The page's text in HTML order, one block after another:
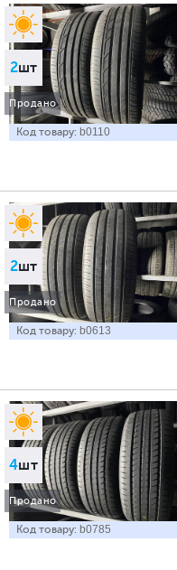
2шт
Продано
Код товару: b0110
2шт
Продано
Код товару: b0613
4шт
Продано
Код товару: b0785